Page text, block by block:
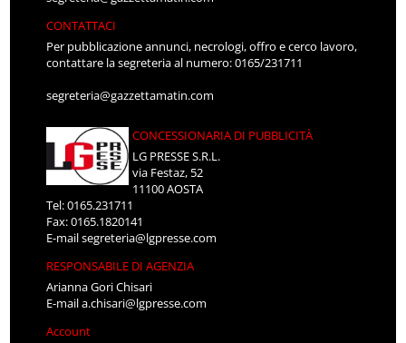
CONTATTACI
Per pubblicazione annunci, necrologi, offro e cerco lavoro,
contattare la segreteria al numero: 0165/231711
segreteria@gazzettamatin.com
CONCESSIONARIA DI PUBBLICITÀ
LG PRESSE S.R.L.
via Festaz, 52
11100 AOSTA
Tel: 0165.231711
Fax: 0165.1820141
E-mailsegreteria@lgpresse.com
RESPONSABILE DI AGENZIA
Arianna Gori Chisari
E-maila.chisari@lgpresse.com
Account